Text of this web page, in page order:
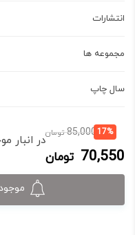
انتشارات
مجموعه ها
سال چاپ
17%
85,000 تومانقیمت
اصلی:
70,550 تومان
قیمت
فعلی:
70,550 تومان.
در انبار